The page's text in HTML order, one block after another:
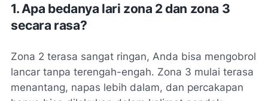
1. Apa bedanya lari zona 2 dan zona 3
secara rasa?
Zona 2 terasa sangat ringan, Anda bisa mengobrol
lancar tanpa terengah-engah. Zona 3 mulai terasa
menantang, napas lebih dalam, dan percakapan